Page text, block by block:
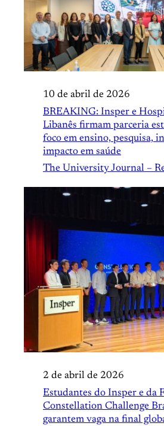
10 de abril de 2026
BREAKING: Insper e
Libanês firmam parceria
foco em ensino, pesquisa,
impacto em saúde
The University Journal –
2 de abril de 2026
Estudantes do Insper e da
Constellation Challenge
garantem vaga na final